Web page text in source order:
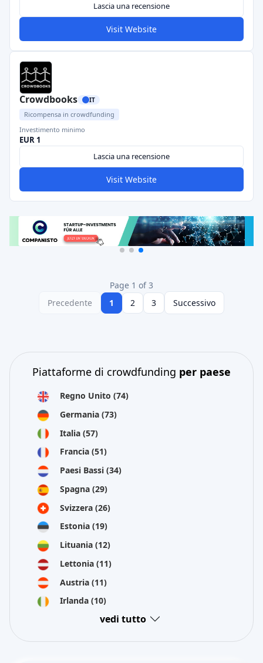
Lascia una recensione
Visit Website
Crowdbooks IT
Ricompensa in crowdfunding
Investimento minimo
EUR 1
Lascia una recensione
Visit Website
Page 1 of 3
Precedente
1 2 3 Successivo
Piattaforme di crowdfunding per paese
Regno Unito (74)
Germania (73)
Italia (57)
Francia (51)
Paesi Bassi (34)
Spagna (29)
Svizzera (26)
Estonia (19)
Lituania (12)
Lettonia (11)
Austria (11)
Irlanda (10)
vedi tutto